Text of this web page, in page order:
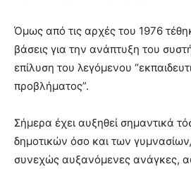
Όμως από τις αρχές του 1976
βάσεις για την ανάπτυξη του
επίλυση του λεγόμενου
προβλήματος”.
Σήμερα έχει αυξηθεί σημαντικά
δημοτικών όσο και των
συνεχώς αυξανόμενες ανάγκες,